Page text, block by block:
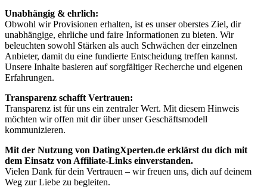
Unabhängig & ehrlich:
Obwohl wir Provisionen erhalten, ist es unser oberstes Ziel, dir
unabhängige, ehrliche und faire Informationen zu bieten. Wir
beleuchten sowohl Stärken als auch Schwächen der einzelnen
Anbieter, damit du eine fundierte Entscheidung treffen kannst.
Unsere Inhalte basieren auf sorgfältiger Recherche und eigenen
Erfahrungen.
Transparenz schafft Vertrauen:
Transparenz ist für uns ein zentraler Wert. Mit diesem Hinweis
möchten wir offen mit dir über unser Geschäftsmodell
kommunizieren.
Mit der Nutzung von DatingXperten.de erklärst du dich mit
dem Einsatz von Affiliate-Links einverstanden.
Vielen Dank für dein Vertrauen – wir freuen uns, dich auf deinem
Weg zur Liebe zu begleiten.